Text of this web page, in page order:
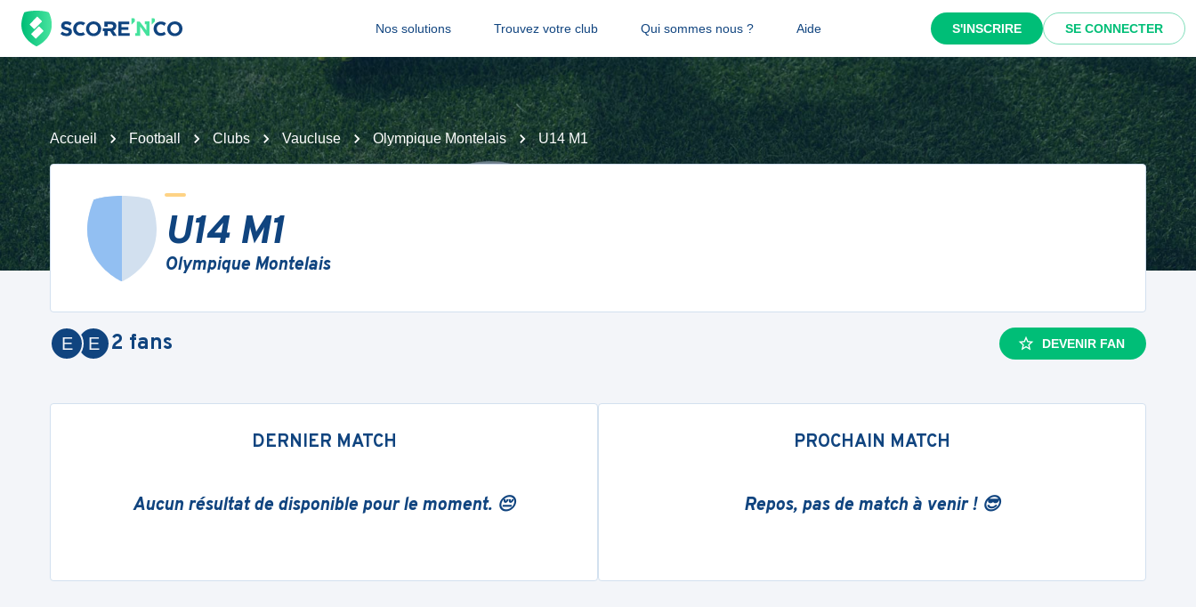
Nos solutions Trouvez votre club Qui sommes nous ? Aide S'INSCRIRE SE CONNECTER
Accueil Football Clubs Vaucluse Olympique Montelais U14 M1
U14 M1
Olympique Montelais
E
E 2 fans DEVENIR FAN
DERNIER MATCH
Aucun résultat de disponible pour le moment. 😔
PROCHAIN MATCH
Repos, pas de match à venir ! 😎